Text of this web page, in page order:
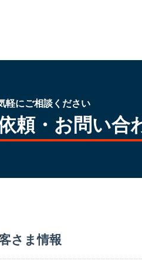
軽にご相談ください
頼・お問い合